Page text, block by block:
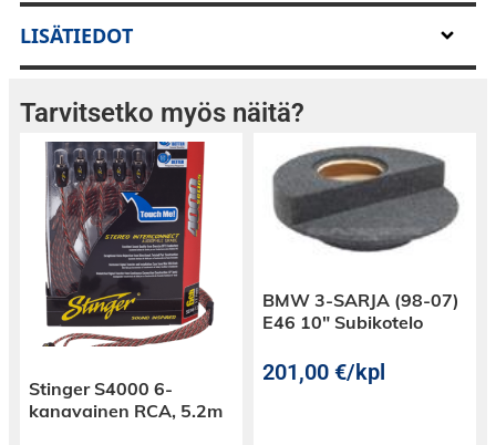
LISÄTIEDOT
Tarvitsetko myös näitä?
Stinger S4000 6-
kanavainen RCA, 5.2m
BMW 3-SARJA (98-07)
E46 10″ Subikotelo
201,00€/kpl